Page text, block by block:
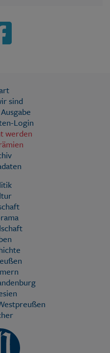
sind
Login
werden